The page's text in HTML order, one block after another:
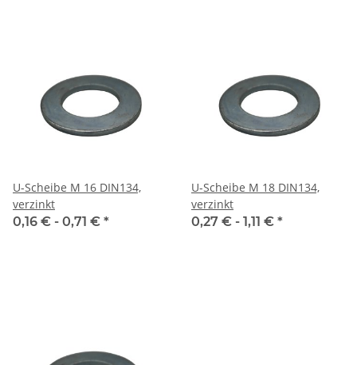
U-Scheibe M 16 DIN134,
verzinkt
0,16 € - 0,71 € *
U-Scheibe M 18 DIN134,
verzinkt
0,27 € - 1,11 € *